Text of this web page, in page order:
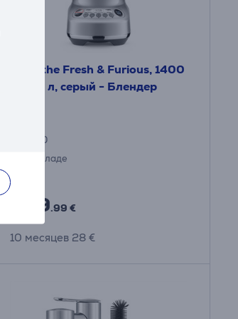
Sage the Fresh & Furious, 1400
Вт, 1,5 л, серый - Блендер
SBL620
На складе
Цена:
259.99 €
10 месяцев 28 €